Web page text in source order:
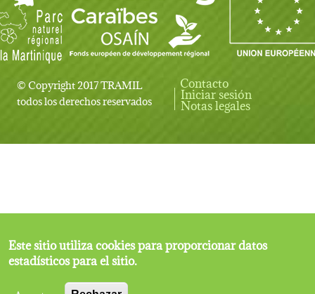
© Copyright 2017 TRAMIL
todos los derechos reservados
User account menu
Contacto
Iniciar sesión
Notas legales
Este sitio utiliza cookies para proporcionar datos
estadísticos para el sitio.